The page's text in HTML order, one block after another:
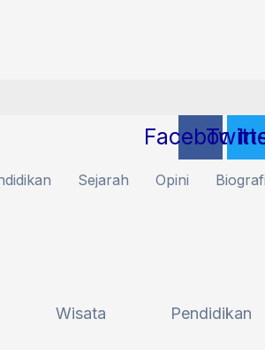
Facebook
Sejarah Opini Biografi
Wisata Pendidikan